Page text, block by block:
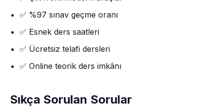
✅ %97 sınav geçme oranı
✅ Esnek ders saatleri
✅ Ücretsiz telafi dersleri
✅ Online teorik ders imkânı
Sıkça Sorulan Sorular